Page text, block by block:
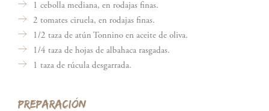
1 cebolla mediana, en rodajas finas.
2 tomates ciruela, en rodajas finas.
1/2 taza de atún Tonnino en aceite de oliva.
1/4 taza de hojas de albahaca rasgadas.
1 taza de rúcula desgarrada.
PREPARACIÓN